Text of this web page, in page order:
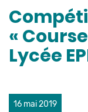
«
Lycée
16 mai 2019